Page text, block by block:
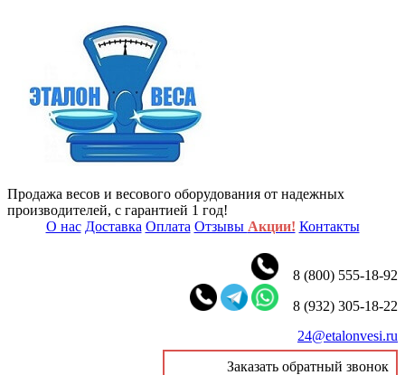
Продажа весов и весового оборудования от надежных
производителей, с гарантией 1 год!
О нас Доставка Оплата Отзывы Акции! Контакты
8 (800) 555-18-92
8 (932) 305-18-22
24@etalonvesi.ru
Заказать обратный звонок